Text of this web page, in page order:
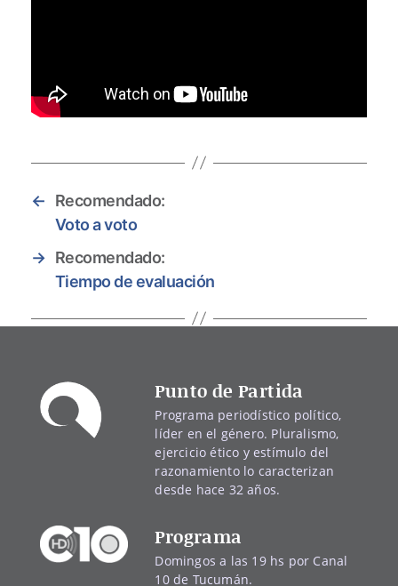
←
Recomendado:
Voto a voto
→ Recomendado:
Tiempo de evaluación
Punto de Partida
Programa periodístico político,
líder en el género. Pluralismo,
ejercicio ético y estímulo del
razonamiento lo caracterizan
desde hace 32 años.
Programa
Domingos a las 19 hs por Canal
10 de Tucumán.